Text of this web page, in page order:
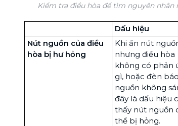
Kiểm tra điều hòa để tìm nguyên
Dấu hiệu
Nút nguồn của điều
hòa bị hư hỏng
Khi ấn nút
nhưng điều hòa
không có phản
gì, hoặc đèn báo
nguồn không
đây là dấu hiệu
thấy nút nguồn
thể bị hỏng.